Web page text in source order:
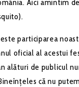
Aici amintim
participarea
oficial al acestui
alături de publicul
că nu